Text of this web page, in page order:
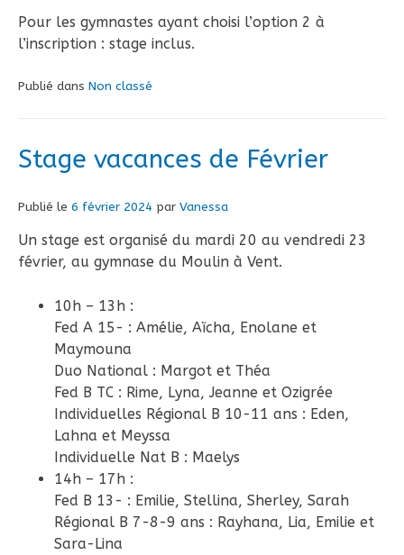
Pour les gymnastes ayant choisi l’option 2 à
l’inscription : stage inclus.
Publié dans Non classé
Stage vacances de Février
Publié le 6 février 2024 par Vanessa
Un stage est organisé du mardi 20 au vendredi 23
février, au gymnase du Moulin à Vent.
10h – 13h :
Fed A 15- : Amélie, Aïcha, Enolane et
Maymouna
Duo National : Margot et Théa
Fed B TC : Rime, Lyna, Jeanne et Ozigrée
Individuelles Régional B 10-11 ans : Eden,
Lahna et Meyssa
Individuelle Nat B : Maelys
14h – 17h :
Fed B 13- : Emilie, Stellina, Sherley, Sarah
Régional B 7-8-9 ans : Rayhana, Lia, Emilie et
Sara-Lina